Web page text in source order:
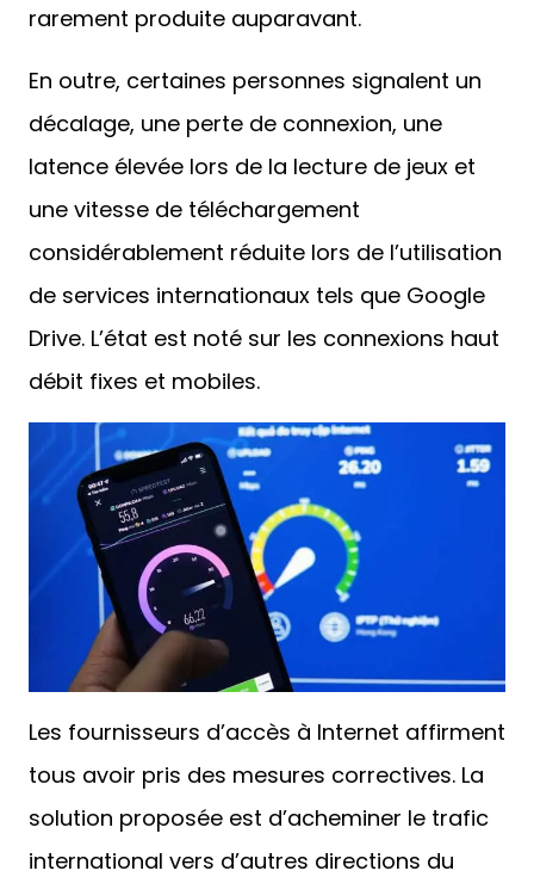
rarement produite auparavant.
En outre, certaines personnes signalent un
décalage, une perte de connexion, une
latence élevée lors de la lecture de jeux et
une vitesse de téléchargement
considérablement réduite lors de l’utilisation
de services internationaux tels que Google
Drive. L’état est noté sur les connexions haut
débit fixes et mobiles.
Les fournisseurs d’accès à Internet affirment
tous avoir pris des mesures correctives. La
solution proposée est d’acheminer le trafic
international vers d’autres directions du